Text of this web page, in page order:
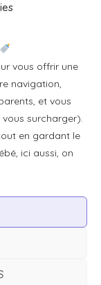
vous offrir une
navigation,
et vous
surcharger).
en gardant le
ici aussi, on